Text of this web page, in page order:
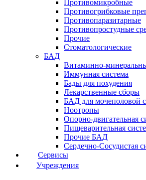
Противомикробные
Противогрибковые
Противопаразитарные
Противопростудные
Прочие
Стоматологические
БАД
Витаминно-
Иммунная система
Бады для похудения
Лекарственные сборы
БАД для мочеполовой
Ноотропы
Опорно-двигательная
Пищеварительная
Прочие БАД
Сердечно-Сосудистая
Сервисы
Учреждения